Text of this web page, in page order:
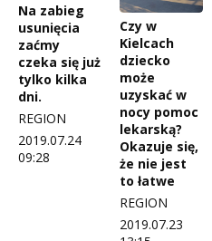
Na zabieg
usunięcia
zaćmy
czeka się już
tylko kilka
dni.
REGION
2019.07.24
09:28
Czy w
Kielcach
dziecko
może
uzyskać w
nocy pomoc
lekarską?
Okazuje się,
że nie jest
to łatwe
REGION
2019.07.23